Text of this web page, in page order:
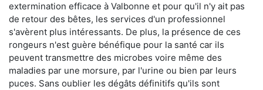
extermination efficace à Valbonne et pour qu'il n'y ait pas
de retour des bêtes, les services d'un professionnel
s'avèrent plus intéressants. De plus, la présence de ces
rongeurs n'est guère bénéfique pour la santé car ils
peuvent transmettre des microbes voire même des
maladies par une morsure, par l'urine ou bien par leurs
puces. Sans oublier les dégâts définitifs qu'ils sont